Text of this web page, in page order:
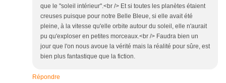
que le "soleil intérieur".<br /> Et si toutes les planètes étaient
creuses puisque pour notre Belle Bleue, si elle avait été
pleine, à la vitesse qu'elle orbite autour du soleil, elle n'aurait
pu qu'exploser en petites morceaux.<br /> Faudra bien un
jour que l'on nous avoue la vérité mais la réalité pour sûre, est
bien plus fantastique que la fiction.
Répondre